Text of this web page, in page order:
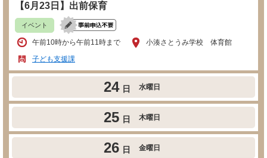
【6月23日】出前保育
イベント
午前10時から午前11時まで
小湊さとうみ学校 体育館
子ども支援課
24 日 水曜日
25 日 木曜日
26 日 金曜日